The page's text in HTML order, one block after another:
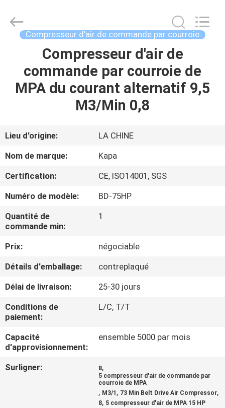
MAISON
VIDÉOS
À
PROPOS
DE
VISITE
DE
L'USINE
CONTRÔLE
DE
LA
Jiangxi
Kapa
TechnologyCompresseur d'air de commande par courroie
Compresseur d'air de
commande par courroie de
MPA du courant alternatif 9,5
M3/Min 0,8
Lieu d'origine:
LA CHINE
Nom de marque:
Kapa
Certification:
CE, ISO14001, SGS
Numéro de modèle:
BD-75HP
Quantité de
commande min:
1
Prix:
négociable
Détails d'emballage:
contreplaqué
Délai de livraison:
25-30 jours
Conditions de
paiement:
L/C, T/T
Capacité
d'approvisionnement:
ensemble 5000 par mois
Surligner: 8,
5 compresseur d'air de commande par
courroie de MPA
, M3/1 , 73 Min Belt Drive Air Compressor,
8, 5 compresseur d'air de MPA 15 HP